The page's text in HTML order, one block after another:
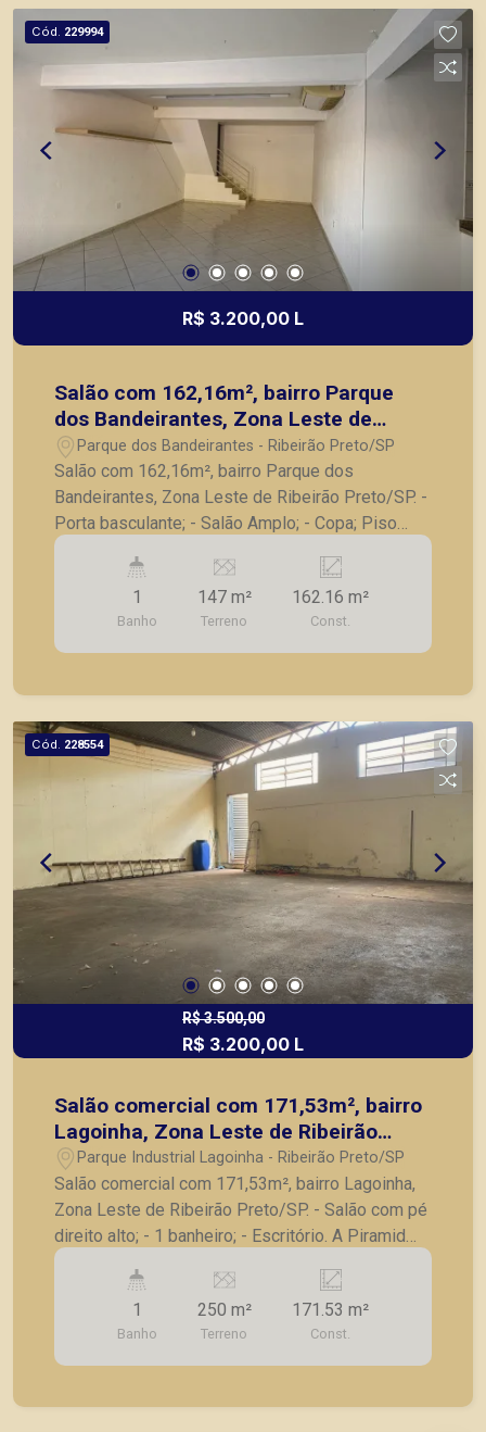
Cód. 229994
R$ 3.200,00 L
Salão com 162,16m², bairro Parque
dos Bandeirantes, Zona Leste de
Ribeirão Preto/SP.
Parque dos Bandeirantes - Ribeirão Preto/SP
Salão com 162,16m², bairro Parque dos
Bandeirantes, Zona Leste de Ribeirão Preto/SP. -
Porta basculante; - Salão Amplo; - Copa; Piso
superior: - Sala ampla; - 01 banheiro; - Localizado
próximo a Treze de Maio. A Piramid tem como
objetivo atender seus clientes com agilidade e
segurança, em locação, vendas de imóveis
prontos, usados ou mesmo nos principais
1
Banho
147 m²
Terreno
162.16 m²
Const.
Cód. 228554
R$ 3.500,00
R$ 3.200,00 L
Salão comercial com 171,53m², bairro
Lagoinha, Zona Leste de Ribeirão
Preto/SP.
Parque Industrial Lagoinha - Ribeirão Preto/SP
Salão comercial com 171,53m², bairro Lagoinha,
Zona Leste de Ribeirão Preto/SP. - Salão com pé
direito alto; - 1 banheiro; - Escritório. A Piramid
tem como objetivo atender seus clientes com
agilidade e segurança, em locação, vendas de
imóveis prontos, usados ou mesmo nos
principais lançamentos da cidade de Ribeirão
Preto.
1
Banho
250 m²
Terreno
171.53 m²
Const.